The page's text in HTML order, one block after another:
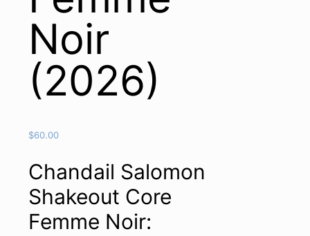
Noir
(2026)
$60.00
Chandail Salomon
Shakeout Core
Femme Noir: